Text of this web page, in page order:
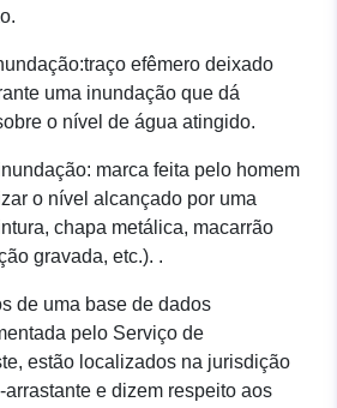
efêmero deixado
uma inundação que dá
o nível de água atingido.
marca feita pelo homem
o nível alcançado por uma
chapa metálica, macarrão
gravada, etc.). .
de uma base de dados
pelo Serviço de
estão localizados na jurisdição
e dizem respeito aos